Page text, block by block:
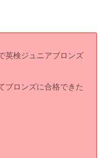
英検ジュニアブロンズ
ブロンズに合格できた